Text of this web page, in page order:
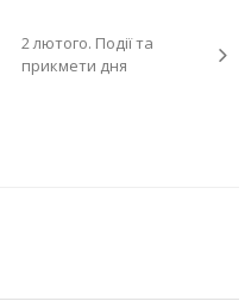
2 лютого. Події та
прикмети дня